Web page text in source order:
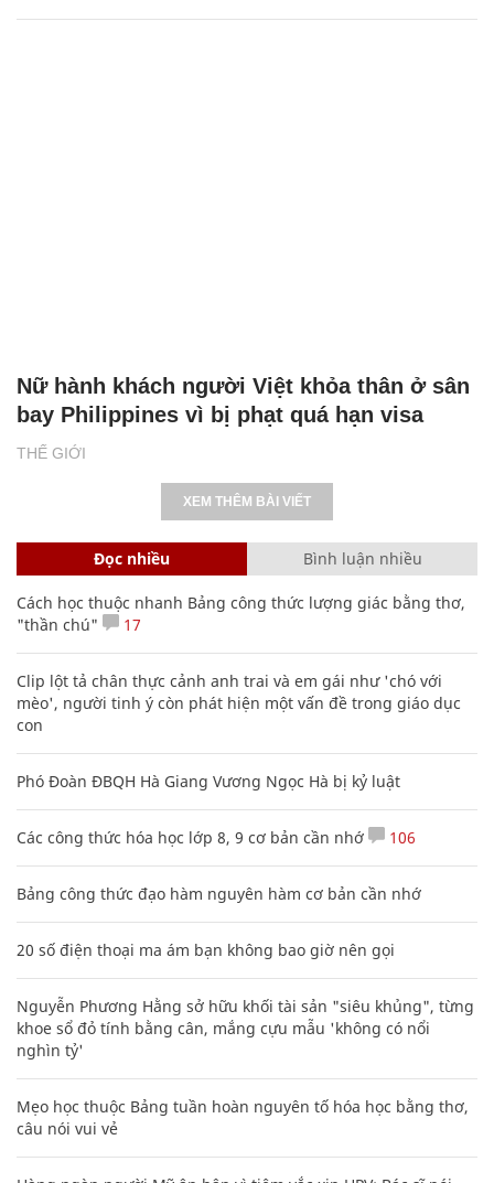
THẾ GIỚI
Nữ hành khách người Việt khỏa thân ở sân
bay Philippines vì bị phạt quá hạn visa
XEM THÊM BÀI VIẾT
Đọc nhiều Bình luận nhiều
Cách học thuộc nhanh Bảng công thức lượng giác bằng thơ,
"thần chú"
17
Clip lột tả chân thực cảnh anh trai và em gái như 'chó với
mèo', người tinh ý còn phát hiện một vấn đề trong giáo dục
con
Phó Đoàn ĐBQH Hà Giang Vương Ngọc Hà bị kỷ luật
Các công thức hóa học lớp 8, 9 cơ bản cần nhớ 106
Bảng công thức đạo hàm nguyên hàm cơ bản cần nhớ
20 số điện thoại ma ám bạn không bao giờ nên gọi
Nguyễn Phương Hằng sở hữu khối tài sản "siêu khủng", từng
khoe sổ đỏ tính bằng cân, mắng cựu mẫu 'không có nổi
nghìn tỷ'
Mẹo học thuộc Bảng tuần hoàn nguyên tố hóa học bằng thơ,
câu nói vui vẻ